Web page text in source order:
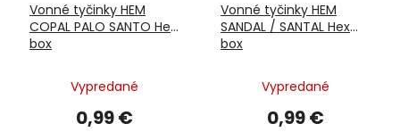
Vonné tyčinky HEM
COPAL PALO SANTO Hex
box
Vypredané
0,99 €
Vonné tyčinky HEM
SANDAL / SANTAL Hex
box
Vypredané
0,99 €